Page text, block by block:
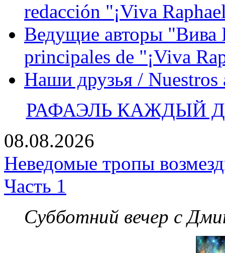
redacción "¡Viva
Ведущие авторы "Вива
principales de "¡Viva
Наши друзья / Nuestros
РАФАЭЛЬ КАЖДЫЙ
08.08.2026
Неведомые тропы
Часть 1
Субботний вечер с